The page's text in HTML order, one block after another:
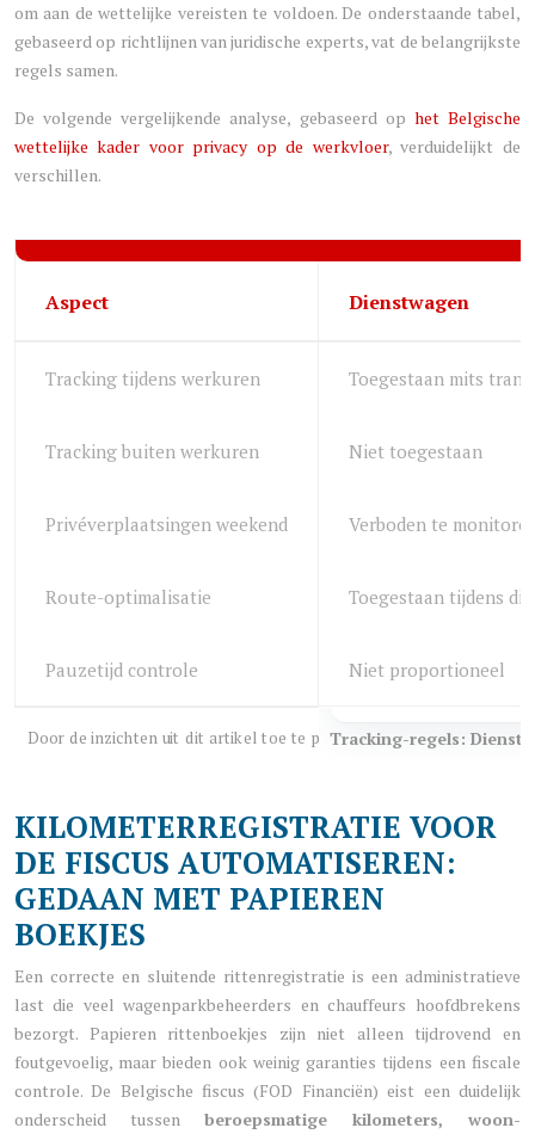
om aan de wettelijke vereisten te voldoen. De onderstaande tabel,
gebaseerd op richtlijnen van juridische experts, vat de belangrijkste
regels samen.
De volgende vergelijkende analyse, gebaseerd op het Belgische
wettelijke kader voor privacy op de werkvloer, verduidelijkt de
verschillen.
Tracking-regels:
Aspect Dienstwagen
Tracking tijdens werkuren Toegestaan mits
Tracking buiten werkuren Niet toegestaan
Privéverplaatsingen weekend Verboden te
Route-optimalisatie Toegestaan tijdens
Pauzetijd controle Niet proportioneel
KILOMETERREGISTRATIE VOOR
DE FISCUS AUTOMATISEREN:
GEDAAN MET PAPIEREN
BOEKJES
Een correcte en sluitende rittenregistratie is een administratieve
last die veel wagenparkbeheerders en chauffeurs hoofdbrekens
bezorgt. Papieren rittenboekjes zijn niet alleen tijdrovend en
foutgevoelig, maar bieden ook weinig garanties tijdens een fiscale
controle. De Belgische fiscus (FOD Financiën) eist een duidelijk
onderscheid tussen beroepsmatige kilometers, woon-